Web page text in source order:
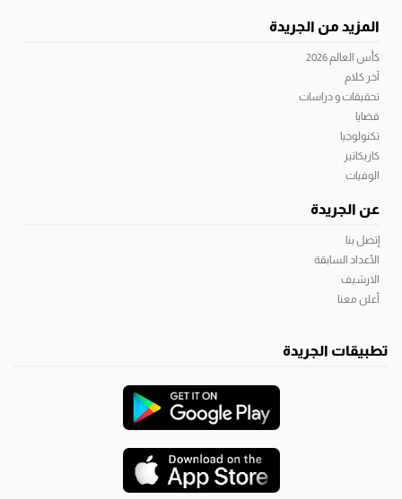
المزيد من الجريدة
كأس العالم 2026
آخر كلام
تحقيقات و دراسات
قضايا
تكنولوجيا
كاريكاتير
الوفيات
عن الجريدة
إتصل بنا
الأعداد السابقة
الارشيف
أعلن معنا
تطبيقات الجريدة